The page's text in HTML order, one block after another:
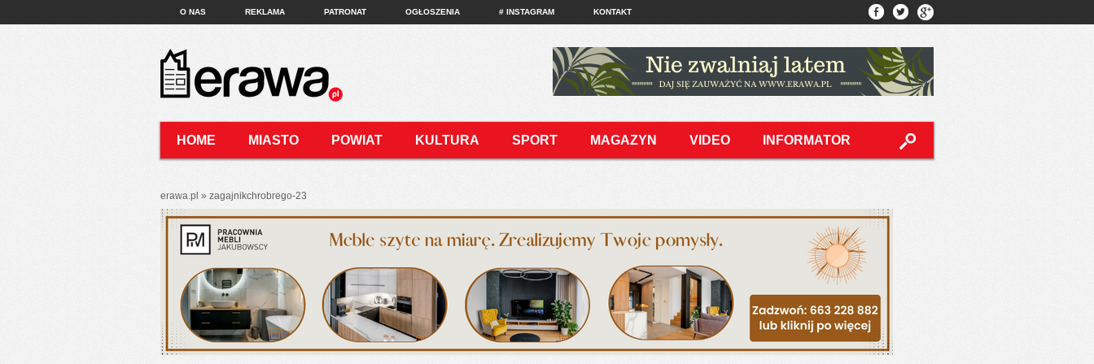
O NAS REKLAMA PATRONAT OGŁOSZENIA # INSTAGRAM KONTAKT
HOME MIASTO POWIAT KULTURA SPORT MAGAZYN VIDEO INFORMATOR
erawa.pl » zagajnikchrobrego-23